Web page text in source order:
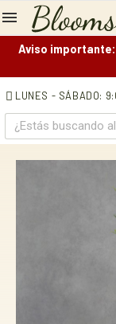
Aviso importante:
LUNES - SÁBADO: